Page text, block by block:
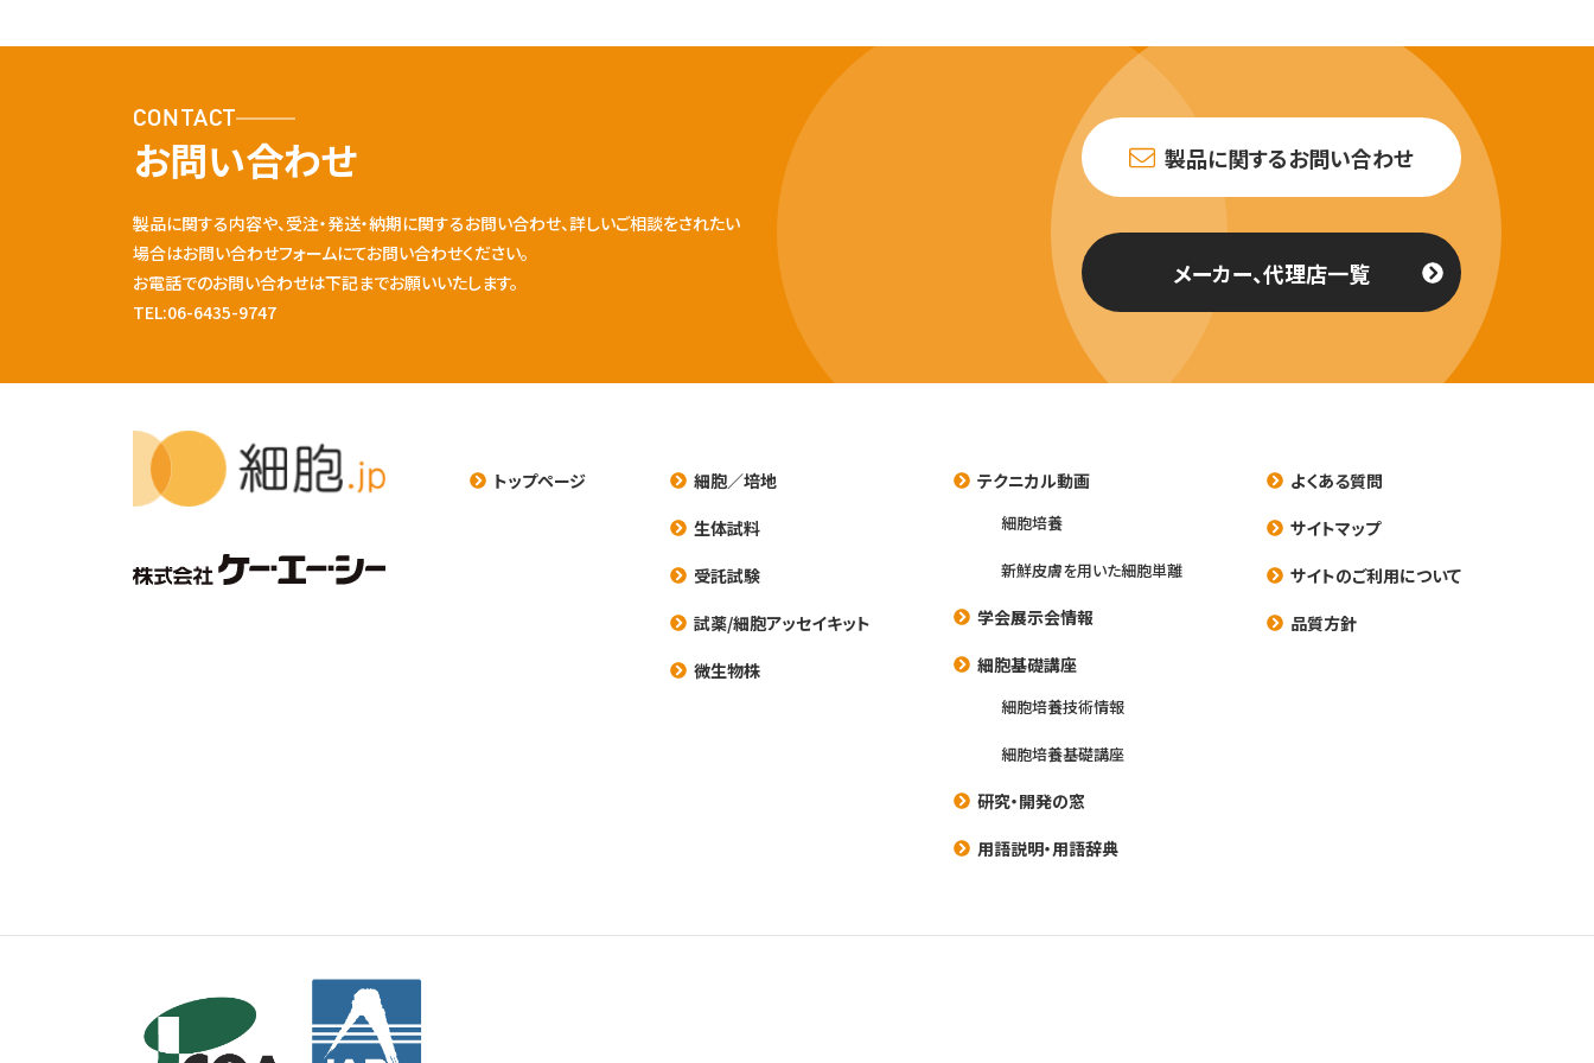
CONTACT
お問い合わせ
製品に関する内容や、受注・発送・納期に関するお問い合わせ、詳しいご相談をされたい
場合はお問い合わせフォームにてお問い合わせください。
お電話でのお問い合わせは下記までお願いいたします。
TEL:06-6435-9747
製品に関するお問い合わせ
メーカー、代理店一覧
トップページ
細胞／培地
生体試料
受託試験
試薬/細胞アッセイキット
微生物株
テクニカル動画
細胞培養
新鮮皮膚を用いた細胞単離
学会展示会情報
細胞基礎講座
細胞培養技術情報
細胞培養基礎講座
研究・開発の窓
用語説明・用語辞典
よくある質問
サイトマップ
サイトのご利用について
品質方針